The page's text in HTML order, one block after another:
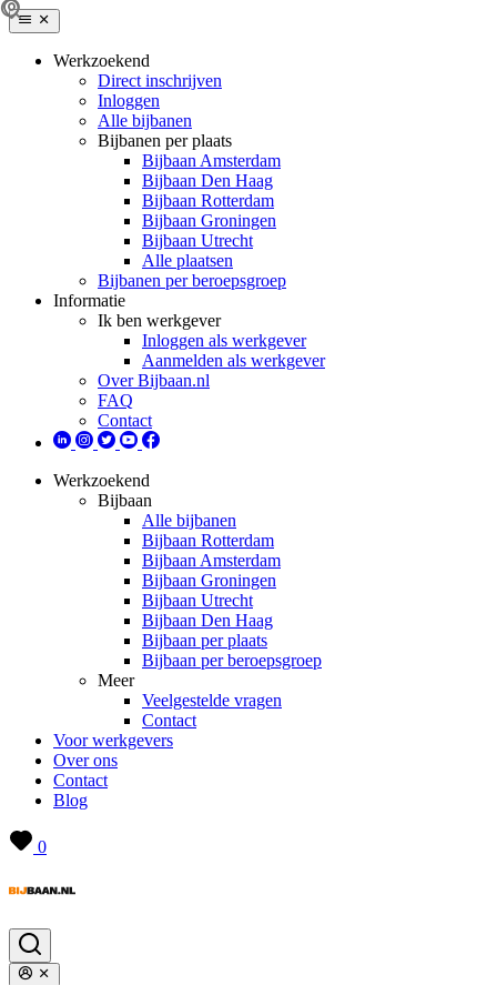
Werkzoekend
Direct inschrijven
Inloggen
Alle bijbanen
Bijbanen per plaats
Bijbaan Amsterdam
Bijbaan Den Haag
Bijbaan Rotterdam
Bijbaan Groningen
Bijbaan Utrecht
Alle plaatsen
Bijbanen per beroepsgroep
Informatie
Ik ben werkgever
Inloggen als werkgever
Aanmelden als werkgever
Over Bijbaan.nl
FAQ
Contact
Werkzoekend
Bijbaan
Alle bijbanen
Bijbaan Rotterdam
Bijbaan Amsterdam
Bijbaan Groningen
Bijbaan Utrecht
Bijbaan Den Haag
Bijbaan per plaats
Bijbaan per beroepsgroep
Meer
Veelgestelde vragen
Contact
Voor werkgevers
Over ons
Contact
Blog
0